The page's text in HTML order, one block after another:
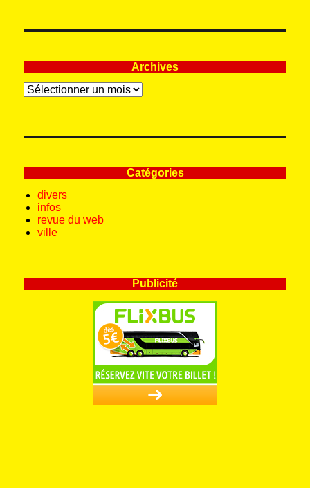
Archives
Archives
Catégories
divers
infos
revue du web
ville